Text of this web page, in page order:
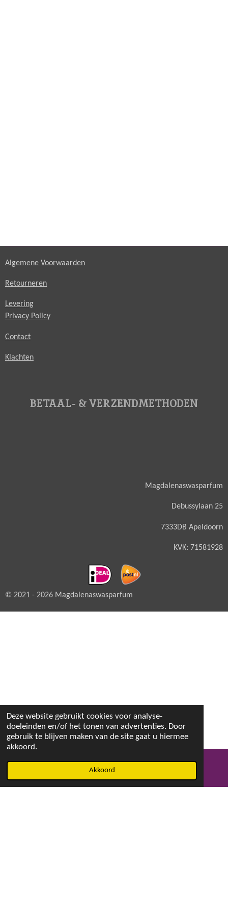
Deze website gebruikt cookies voor analyse-
doeleinden en/of het tonen van advertenties. Door
gebruik te blijven maken van de site gaat u hiermee
akkoord.
Akkoord
Algemene Voorwaarden
Retourneren
Levering
Privacy Policy
Contact
Klachten
BETAAL- & VERZENDMETHODEN
Magdalenaswasparfum
Debussylaan 25
7333DB Apeldoorn
KVK: 71581928
© 2021 - 2026 Magdalenaswasparfum